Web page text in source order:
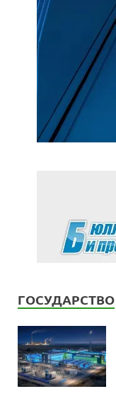
ГОСУДАРСТВО